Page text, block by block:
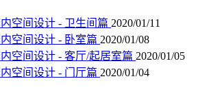
空间设计 - 卫生间篇 2020/01/11
空间设计 - 卧室篇 2020/01/08
空间设计 - 客厅/起居室篇 2020/01/05
空间设计 - 门厅篇 2020/01/04